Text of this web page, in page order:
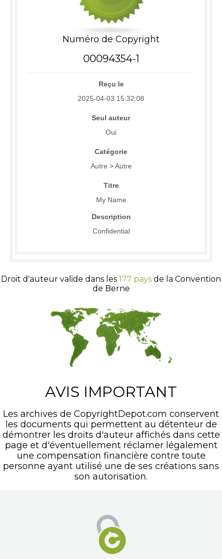
Numéro de Copyright
00094354-1
Reçu le
2025-04-03 15:32:08
Seul auteur
Oui
Catégorie
Autre > Autre
Titre
My Name
Description
Confidential
Droit d'auteur valide dans les 177 pays de la Convention
de Berne
AVIS IMPORTANT
Les archives de CopyrightDepot.com conservent
les documents qui permettent au détenteur de
démontrer les droits d'auteur affichés dans cette
page et d'éventuellement réclamer légalement
une compensation financière contre toute
personne ayant utilisé une de ses créations sans
son autorisation.